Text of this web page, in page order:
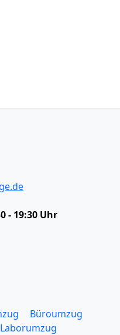
- 19:30 Uhr
Büroumzug
Laborumzug